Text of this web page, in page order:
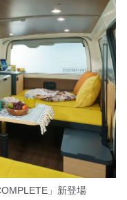
」新登場